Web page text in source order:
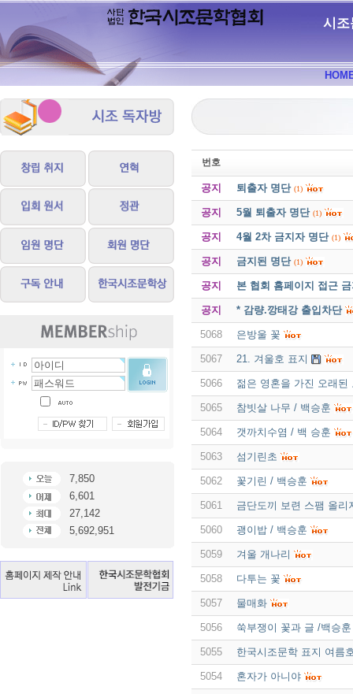
시조
7,850
6,601
27,142
5,692,951
번호
공지 퇴출자 명단 (1)
공지 5월 퇴출자 명단 (1)
공지 4월 2차 금지자 명단 (1)
공지 금지된 명단 (1)
공지 본 협회 홈페이지 접근
공지 * 감량.깡태강 출입차단
5068 은방울 꽃
5067 21. 겨울호 표지
5066 젊은 영혼을 가진 오래된
5065 참빗살 나무 / 백승훈
5064 갯까치수염 / 백 승훈
5063 섬기린초
5062 꽃기린 / 백승훈
5061 금단도끼 보련 스팸 올리
5060 괭이밥 / 백승훈
5059 겨울 개나리
5058 다투는 꽃
5057 물매화
5056 쑥부쟁이 꽃과 글 /백승훈
5055 한국시조문학 표지 여름
5054 혼자가 아니야